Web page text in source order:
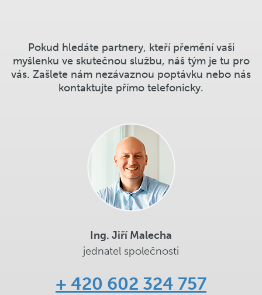
Pokud hledáte partnery, kteří přemění vaši
myšlenku ve skutečnou službu, náš tým je tu pro
vás. Zašlete nám nezávaznou poptávku nebo nás
kontaktujte přímo telefonicky.
Ing. Jiří Malecha
jednatel společnosti
+ 420 602 324 757